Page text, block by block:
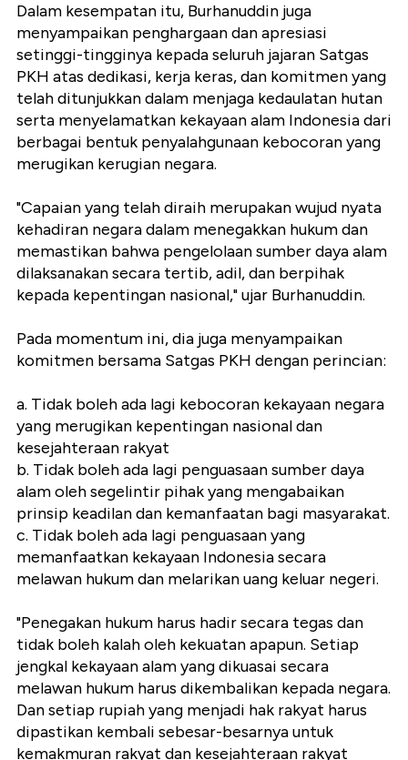
Dalam kesempatan itu, Burhanuddin juga
menyampaikan penghargaan dan apresiasi
setinggi-tingginya kepada seluruh jajaran Satgas
PKH atas dedikasi, kerja keras, dan komitmen yang
telah ditunjukkan dalam menjaga kedaulatan hutan
serta menyelamatkan kekayaan alam Indonesia dari
berbagai bentuk penyalahgunaan kebocoran yang
merugikan kerugian negara.
"Capaian yang telah diraih merupakan wujud nyata
kehadiran negara dalam menegakkan hukum dan
memastikan bahwa pengelolaan sumber daya alam
dilaksanakan secara tertib, adil, dan berpihak
kepada kepentingan nasional," ujar Burhanuddin.
Pada momentum ini, dia juga menyampaikan
komitmen bersama Satgas PKH dengan perincian:
a. Tidak boleh ada lagi kebocoran kekayaan negara
yang merugikan kepentingan nasional dan
kesejahteraan rakyat
b. Tidak boleh ada lagi penguasaan sumber daya
alam oleh segelintir pihak yang mengabaikan
prinsip keadilan dan kemanfaatan bagi masyarakat.
c. Tidak boleh ada lagi penguasaan yang
memanfaatkan kekayaan Indonesia secara
melawan hukum dan melarikan uang keluar negeri.
"Penegakan hukum harus hadir secara tegas dan
tidak boleh kalah oleh kekuatan apapun. Setiap
jengkal kekayaan alam yang dikuasai secara
melawan hukum harus dikembalikan kepada negara.
Dan setiap rupiah yang menjadi hak rakyat harus
dipastikan kembali sebesar-besarnya untuk
kemakmuran rakyat dan kesejahteraan rakyat